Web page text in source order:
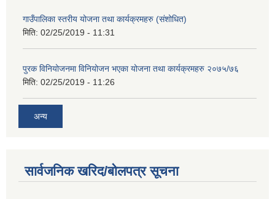
गाउँपालिका स्तरीय योजना तथा कार्यक्रमहरु (स‌ंशोधित)
मिति: 02/25/2019 - 11:31
पुरक विनियोजनमा विनियोजन भएका योजना तथा कार्यक्रमहरु २०७५/७६
मिति: 02/25/2019 - 11:26
अन्य
सार्वजनिक खरिद/बोलपत्र सूचना